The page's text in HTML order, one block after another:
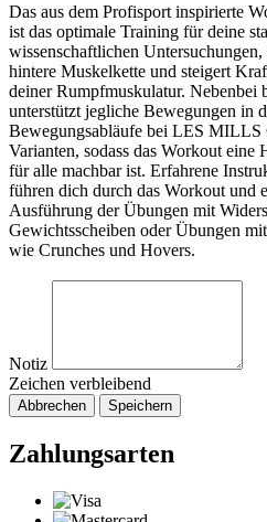
Das aus dem Profisport inspirierte
ist das optimale Training für deine
wissenschaftlichen
hintere Muskelkette und steigert
deiner Rumpfmuskulatur. Nebenbei
unterstützt jegliche Bewegungen in
Bewegungsabläufe bei LES
Varianten, sodass das Workout eine
für alle machbar ist. Erfahrene
führen dich durch das Workout und
Ausführung der Übungen mit
Gewichtsscheiben oder Übungen
wie Crunches und Hovers.
Notiz
Zeichen verbleibend
Abbrechen Speichern
Zahlungsarten